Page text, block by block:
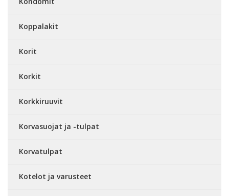
Koppalakit
Korit
Korkit
Korkkiruuvit
Korvasuojat ja -tulpat
Korvatulpat
Kotelot ja varusteet